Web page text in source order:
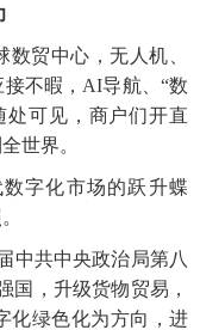
贸中心，无人机、
不暇，AI导航、“数
处可见，商户们开直
世界。
字化市场的跃升蝶
中共中央政治局第八
国，升级货物贸易，
化绿色化为方向，进